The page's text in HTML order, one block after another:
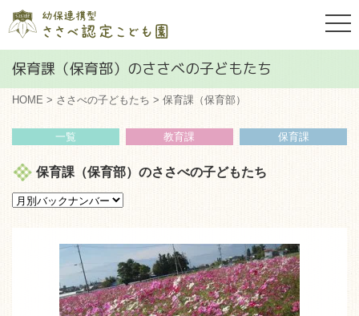
保育課（保育部）のささべの子どもたち
HOME > ささべの子どもたち > 保育課（保育部）
一覧 教育課 保育課
保育課（保育部）のささべの子どもたち